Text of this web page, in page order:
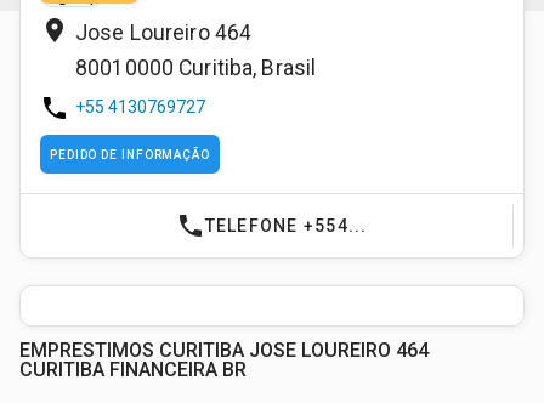
place Jose Loureiro 464
80010000 Curitiba, Brasil
phone +55 4130769727
PEDIDO DE INFORMAÇÃO
phoneTELEFONE +554...
EMPRESTIMOS CURITIBA JOSE LOUREIRO 464
CURITIBA FINANCEIRA BR